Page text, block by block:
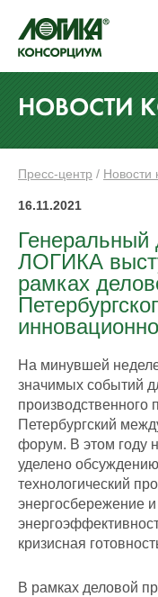
НОВОСТИ
Пресс-центр / Новости
16.11.2021
ЛОГИКА
рамках
На минувшей
значимых событий
производственного
Петербургский
форум. В этом году
уделено
технологический
энергосбережение
кризисная
В рамках деловой